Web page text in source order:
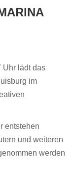
Uhr lädt das
im
entstehen
und weiteren
werden